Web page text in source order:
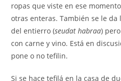
ropas que viste en ese
otras enteras. También se le
del entierro (seudat habraa)
con carne y vino. Está en
pone o no tefilin.
Si se hace tefilá en la casa de